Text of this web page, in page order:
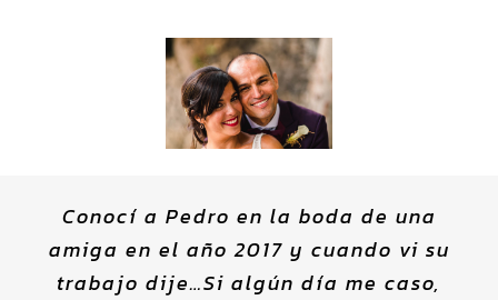
Conocí a Pedro en la boda de una
amiga en el año 2017 y cuando vi su
trabajo dije…Si algún día me caso,